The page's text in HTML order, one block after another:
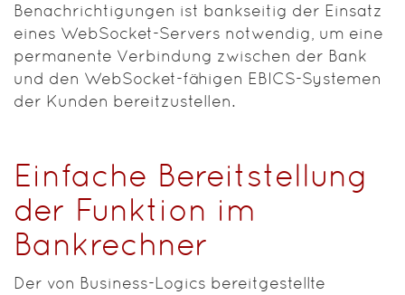
Benachrichtigungen ist bankseitig der Einsatz
eines WebSocket-Servers notwendig, um eine
permanente Verbindung zwischen der Bank
und den WebSocket-fähigen EBICS-Systemen
der Kunden bereitzustellen.
Einfache Bereitstellung
der Funktion im
Bankrechner
Der von Business-Logics bereitgestellte